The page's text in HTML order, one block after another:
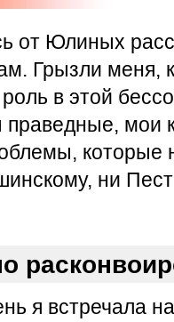
от Юлиных
Грызли меня,
в этой
праведные, мои
которые
ни
я встречала